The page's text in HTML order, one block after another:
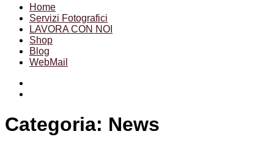
Home
Servizi Fotografici
LAVORA CON NOI
Shop
Blog
WebMail
Categoria: News